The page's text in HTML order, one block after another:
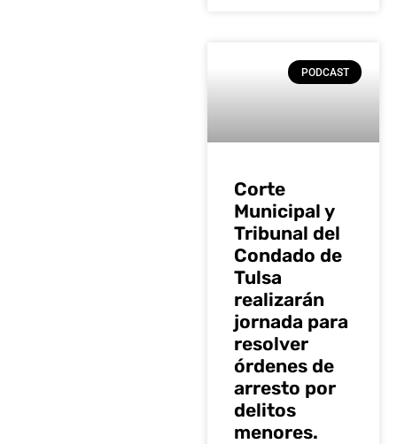
PODCAST
Corte
Municipal y
Tribunal del
Condado de
Tulsa
realizarán
jornada para
resolver
órdenes de
arresto por
delitos
menores.